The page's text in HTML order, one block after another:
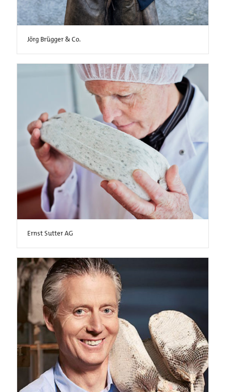
Jörg Brügger & Co.
Ernst Sutter AG